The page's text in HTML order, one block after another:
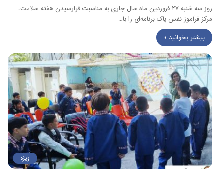
روز سه شنبه ۲۷ فروردین ماه سال جاری به مناسبت فرارسیدن هفته سلامت،
مرکز فرآموز نفس پاک برنامه‌ای را با…
بیشتر بخوانید »
ویژه